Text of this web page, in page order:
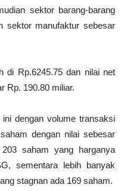
sektor barang-barang
sektor manufaktur sebesar
di Rp.6245.75 dan nilai net
Rp. 190.80 miliar.
dengan volume transaksi
dengan nilai sebesar
saham yang harganya
sementara lebih banyak
stagnan ada 169 saham.